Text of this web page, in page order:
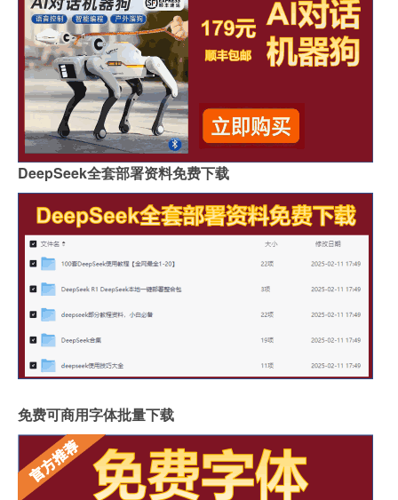
DeepSeek全套部署资料免费下载
免费可商用字体批量下载